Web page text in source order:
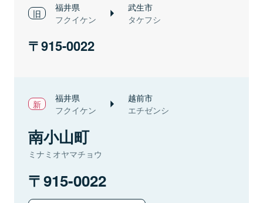
福井県
フクイケン
武生市
タケフシ
915-0022
福井県
フクイケン
越前市
エチゼンシ
南小山町
ミナミオヤマチョウ
915-0022